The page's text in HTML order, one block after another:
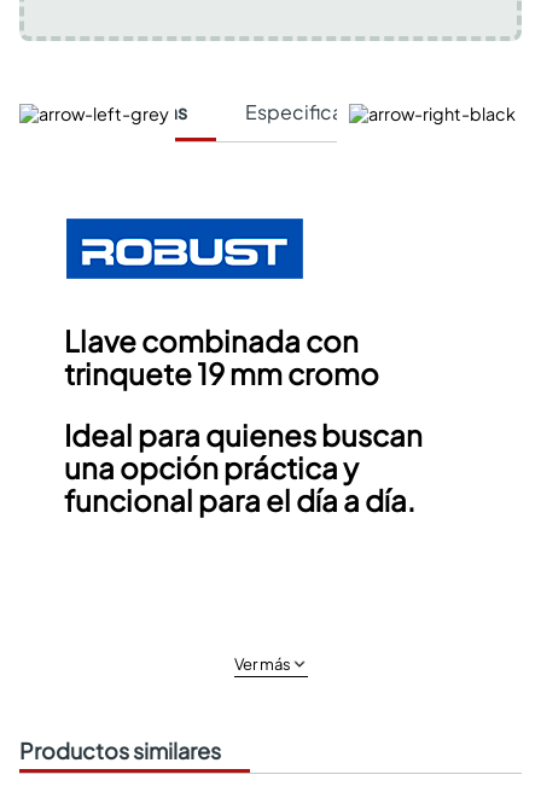
Características Especificaciones Técnicas
Llave combinada con
trinquete 19 mm cromo
Ideal para quienes buscan
una opción práctica y
funcional para el día a día.
Ver más
Productos similares